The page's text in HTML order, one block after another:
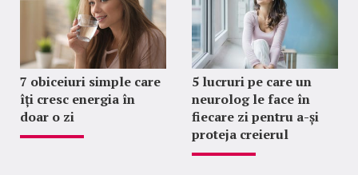
7 obiceiuri simple care
îți cresc energia în
doar o zi
5 lucruri pe care un
neurolog le face în
fiecare zi pentru a-și
proteja creierul